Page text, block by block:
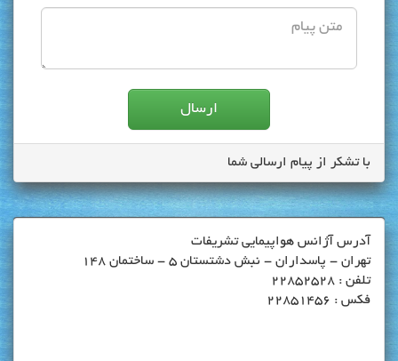
با تشکر از پیام ارسالی شما
آدرس آژانس هواپیمایی تشریفات
تهران - پاسداران - نبش دشتستان 5 - ساختمان 148
تلفن : 22852528
فکس : 22851456